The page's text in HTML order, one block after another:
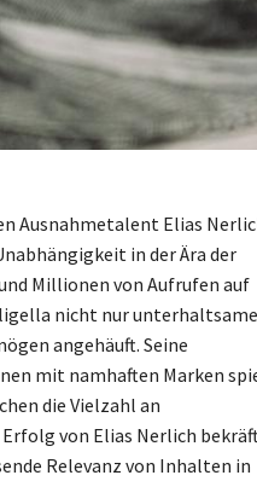
Ausnahmetalent Elias
in der Ära der
Millionen von Aufrufen auf
nicht nur unterhaltsame
angehäuft. Seine
mit namhaften Marken
die Vielzahl an
von Elias Nerlich
Relevanz von Inhalten in